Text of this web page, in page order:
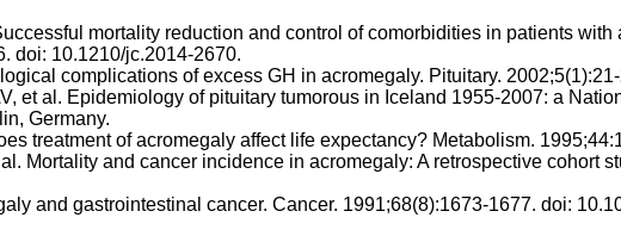
mortality reduction and control of comorbidities in patients
doi: 10.1210/jc.2014-2670.
complications of excess GH in acromegaly. Pituitary.
et al. Epidemiology of pituitary tumorous in Iceland 1955-2007: a
Germany.
treatment of acromegaly affect life expectancy? Metabolism.
Mortality and cancer incidence in acromegaly: A retrospective cohort
and gastrointestinal cancer. Cancer. 1991;68(8):1673-1677. doi: